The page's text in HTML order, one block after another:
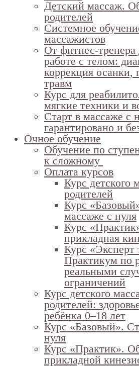
Детский массаж.
родителей
Системное
массажистов
От фитнес-тренера
работе с телом:
коррекция осанки,
травм
Курс для
мягкие техники и
Старт в массаже с
гарантировано и
Очное обучение
Обучение по
к сложному
Оплата курсов
Курс детского
родителей
Курс
массаже с нуля
Курс
прикладная
Курс «Эксперт
Практикум по
реальными
ограничений
Курс детского
родителей:
ребёнка 0–18 лет
Курс «Базовый».
нуля
Курс «Практик».
прикладной